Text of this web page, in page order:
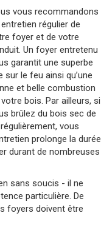
vous recommandons
régulier de
foyer et de votre
Un foyer entretenu
garantit une superbe
sur le feu ainsi qu’une
et belle combustion
bois. Par ailleurs, si
brûlez du bois sec de
vous
prolonge la durée
durant de nombreuses
sans soucis - il ne
particulière. De
foyers doivent être